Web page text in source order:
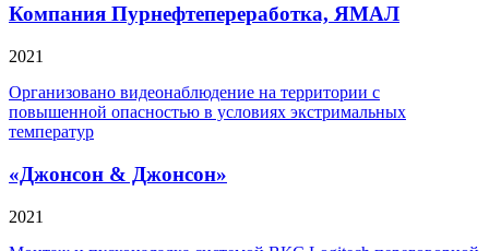
Компания Пурнефтепереработка, ЯМАЛ
2021
Организовано видеонаблюдение на территории с
повышенной опасностью в условиях экстримальных
температур
«Джонсон & Джонсон»
2021